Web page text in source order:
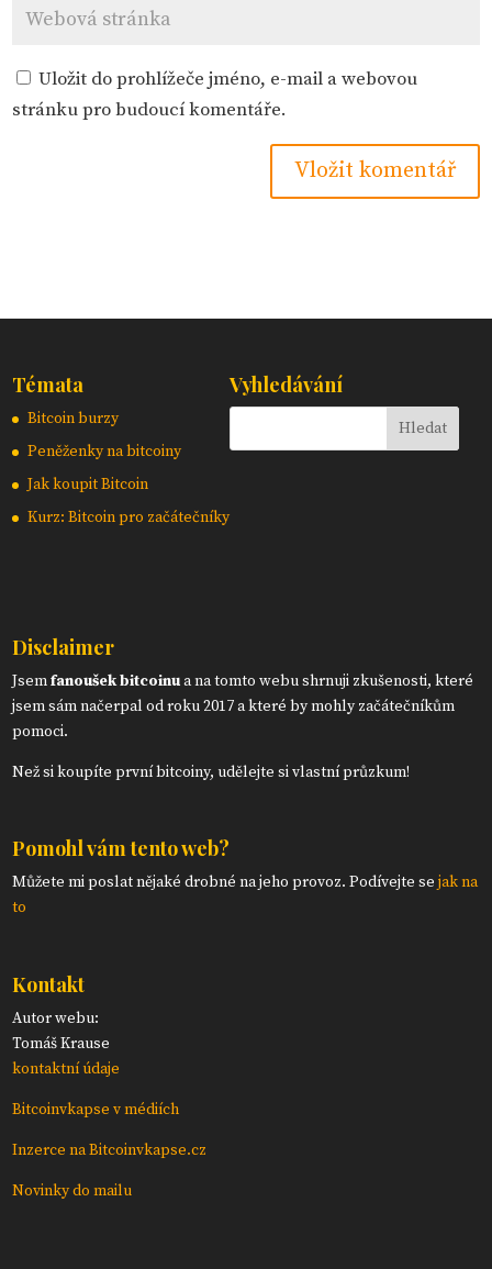
Uložit do prohlížeče jméno, e-mail a webovou
stránku pro budoucí komentáře.
Témata
Bitcoin burzy
Peněženky na bitcoiny
Jak koupit Bitcoin
Kurz: Bitcoin pro začátečníky
Vyhledávání
Disclaimer
Jsemfanoušek bitcoinua na tomto webu shrnuji zkušenosti, které
jsem sám načerpal od roku 2017 a které by mohly začátečníkům
pomoci.
Než si koupíte první bitcoiny, udělejte si vlastní průzkum!
Pomohl vám tento web?
Můžete mi poslat nějaké drobné na jeho provoz. Podívejte sejak na
to
Kontakt
Autor webu:
Tomáš Krause
kontaktní údaje
Bitcoinvkapse v médiích
Inzerce na Bitcoinvkapse.cz
Novinky do mailu